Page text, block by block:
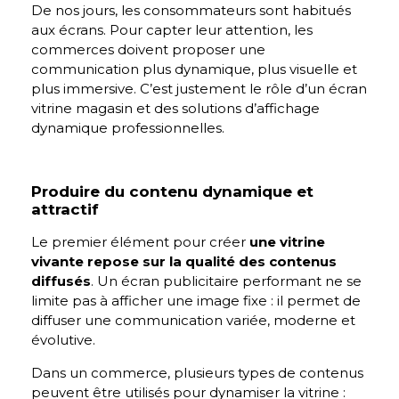
De nos jours, les consommateurs sont habitués
aux écrans. Pour capter leur attention, les
commerces doivent proposer une
communication plus dynamique, plus visuelle et
plus immersive. C’est justement le rôle d’un écran
vitrine magasin et des solutions d’affichage
dynamique professionnelles.
Produire du contenu dynamique et
attractif
Le premier élément pour créer une vitrine
vivante repose sur la qualité des contenus
diffusés. Un écran publicitaire performant ne se
limite pas à afficher une image fixe : il permet de
diffuser une communication variée, moderne et
évolutive.
Dans un commerce, plusieurs types de contenus
peuvent être utilisés pour dynamiser la vitrine :